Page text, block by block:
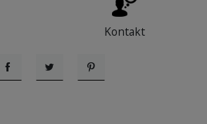
Kontakt
UdostępnijTweetujPinterest